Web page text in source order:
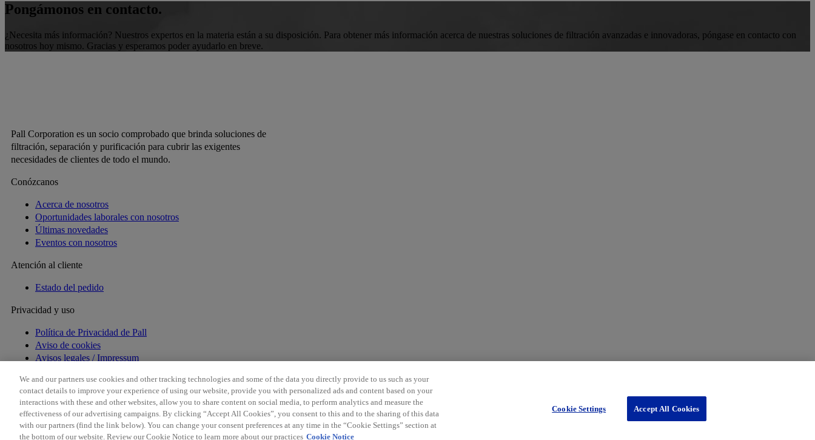
Pongámonos en contacto.
¿Necesita más información? Nuestros expertos en la materia están a su disposición. Para obtener más información acerca de nuestras soluciones de filtración avanzadas e innovadoras, póngase en contacto con
nosotros hoy mismo. Gracias y esperamos poder ayudarlo en breve.
Pall Corporation es un socio comprobado que brinda soluciones de
filtración, separación y purificación para cubrir las exigentes
necesidades de clientes de todo el mundo.
Conózcanos
Acerca de nosotros
Oportunidades laborales con nosotros
Últimas novedades
Eventos con nosotros
Atención al cliente
Estado del pedido
Privacidad y uso
Política de Privacidad de Pall
Aviso de cookies
Avisos legales / Impressum
Gestionar cookies
¿Detectó una estafa? Si recibió un correo electrónico, un mensaje en redes sociales, un mensaje de texto o una llamada sospechosa, infórmeloaquí
We and our partners use cookies and other tracking technologies and some of the data you directly provide to us such as your
contact details to improve your experience of using our website, provide you with personalized ads and content based on your
interactions with these and other websites, allow you to share content on social media, to perform analytics and measure the
effectiveness of our advertising campaigns. By clicking “Accept All Cookies”, you consent to this and to the sharing of this data
with our partners (find the link below). You can change your consent preferences at any time in the “Cookie Settings” section at
the bottom of our website. Review our Cookie Notice to learn more about our practices Cookie Notice
Cookie Settings Accept All Cookies